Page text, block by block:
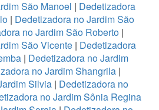
São Manoel | Dedetizadora
| Dedetizadora no Jardim São
no Jardim São Roberto|
São Vicente| Dedetizadora
| Dedetizadora no Jardim
no Jardim Shangrila|
Silvia | Dedetizadora no
no Jardim Sônia Regina